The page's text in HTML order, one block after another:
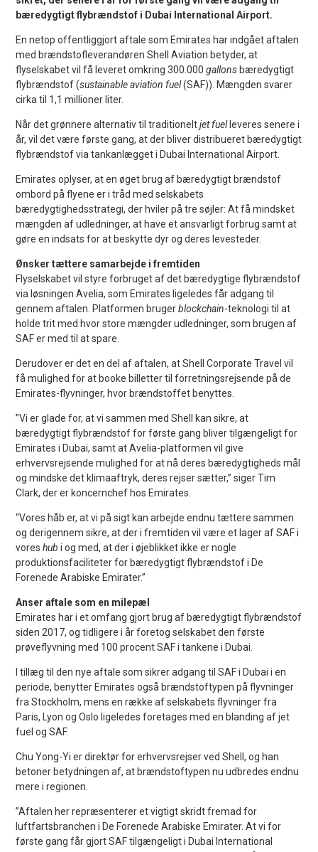
bæredygtigt flybrændstof i Dubai International Airport.
En netop offentliggjort aftale som Emirates har indgået aftalen
med brændstofleverandøren Shell Aviation betyder, at
flyselskabet vil få leveret omkring 300.000gallons bæredygtigt
flybrændstof (sustainable aviation fuel(SAF)). Mængden svarer
cirka til 1,1 millioner liter.
Når det grønnere alternativ til traditioneltjet fuelleveres senere i
år, vil det være første gang, at der bliver distribueret bæredygtigt
flybrændstof via tankanlægget i Dubai International Airport.
Emirates oplyser, at en øget brug af bæredygtigt brændstof
ombord på flyene er i tråd med selskabets
bæredygtighedsstrategi, der hviler på tre søjler: At få mindsket
mængden af udledninger, at have et ansvarligt forbrug samt at
gøre en indsats for at beskytte dyr og deres levesteder.
Ønsker tættere samarbejde i fremtiden
Flyselskabet vil styre forbruget af det bæredygtige flybrændstof
via løsningen Avelia, som Emirates ligeledes får adgang til
gennem aftalen. Platformen brugerblockchain-teknologi til at
holde trit med hvor store mængder udledninger, som brugen af
SAF er med til at spare.
Derudover er det en del af aftalen, at Shell Corporate Travel vil
få mulighed for at booke billetter til forretningsrejsende på de
Emirates-flyvninger, hvor brændstoffet benyttes.
”Vi er glade for, at vi sammen med Shell kan sikre, at
bæredygtigt flybrændstof for første gang bliver tilgængeligt for
Emirates i Dubai, samt at Avelia-platformen vil give
erhvervsrejsende mulighed for at nå deres bæredygtigheds mål
og mindske det klimaaftryk, deres rejser sætter,” siger Tim
Clark, der er koncernchef hos Emirates.
“Vores håb er, at vi på sigt kan arbejde endnu tættere sammen
og derigennem sikre, at der i fremtiden vil være et lager af SAF i
voreshub i og med, at der i øjeblikket ikke er nogle
produktionsfaciliteter for bæredygtigt flybrændstof i De
Forenede Arabiske Emirater.”
Anser aftale som en milepæl
Emirates har i et omfang gjort brug af bæredygtigt flybrændstof
siden 2017, og tidligere i år foretog selskabet den første
prøveflyvning med 100 procent SAF i tankene i Dubai.
I tillæg til den nye aftale som sikrer adgang til SAF i Dubai i en
periode, benytter Emirates også brændstoftypen på flyvninger
fra Stockholm, mens en række af selskabets flyvninger fra
Paris, Lyon og Oslo ligeledes foretages med en blanding af jet
fuel og SAF.
Chu Yong-Yi er direktør for erhvervsrejser ved Shell, og han
betoner betydningen af, at brændstoftypen nu udbredes endnu
mere i regionen.
”Aftalen her repræsenterer et vigtigt skridt fremad for
luftfartsbranchen i De Forenede Arabiske Emirater. At vi for
første gang får gjort SAF tilgængeligt i Dubai International